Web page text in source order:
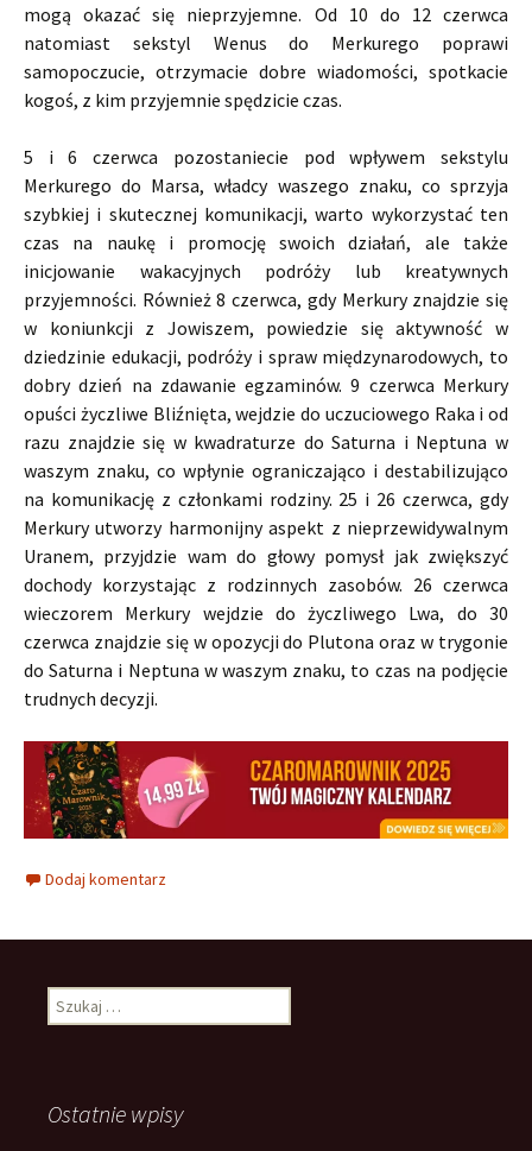
mogą okazać się nieprzyjemne. Od 10 do 12 czerwca
natomiast sekstyl Wenus do Merkurego poprawi
samopoczucie, otrzymacie dobre wiadomości, spotkacie
kogoś, z kim przyjemnie spędzicie czas.
5 i 6 czerwca pozostaniecie pod wpływem sekstylu
Merkurego do Marsa, władcy waszego znaku, co sprzyja
szybkiej i skutecznej komunikacji, warto wykorzystać ten
czas na naukę i promocję swoich działań, ale także
inicjowanie wakacyjnych podróży lub kreatywnych
przyjemności. Również 8 czerwca, gdy Merkury znajdzie się
w koniunkcji z Jowiszem, powiedzie się aktywność w
dziedzinie edukacji, podróży i spraw międzynarodowych, to
dobry dzień na zdawanie egzaminów. 9 czerwca Merkury
opuści życzliwe Bliźnięta, wejdzie do uczuciowego Raka i od
razu znajdzie się w kwadraturze do Saturna i Neptuna w
waszym znaku, co wpłynie ograniczająco i destabilizująco
na komunikację z członkami rodziny. 25 i 26 czerwca, gdy
Merkury utworzy harmonijny aspekt z nieprzewidywalnym
Uranem, przyjdzie wam do głowy pomysł jak zwiększyć
dochody korzystając z rodzinnych zasobów. 26 czerwca
wieczorem Merkury wejdzie do życzliwego Lwa, do 30
czerwca znajdzie się w opozycji do Plutona oraz w trygonie
do Saturna i Neptuna w waszym znaku, to czas na podjęcie
trudnych decyzji.
Dodaj komentarz
Szukaj:
Ostatnie wpisy